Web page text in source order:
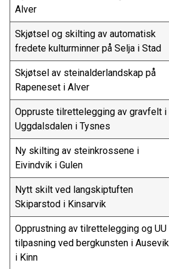
Alver
Skjøtsel og skilting av automatisk
fredete kulturminner på Selja i Stad
Skjøtsel av steinalderlandskap på
Rapeneset i Alver
Oppruste tilrettelegging av gravfelt i
Uggdalsdalen i Tysnes
Ny skilting av steinkrossene i
Eivindvik i Gulen
Nytt skilt ved langskiptuften
Skiparstod i Kinsarvik
Opprustning av tilrettelegging og UU
tilpasning ved bergkunsten i Ausevik
i Kinn